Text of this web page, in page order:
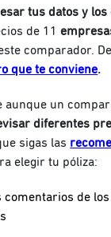
tus datos y los
de 11
comparador.
que te conviene.
aunque un
diferentes
sigas las
elegir tu póliza:
comentarios de